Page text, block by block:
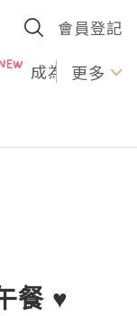
會員登記
成為U更多
餐 ♥